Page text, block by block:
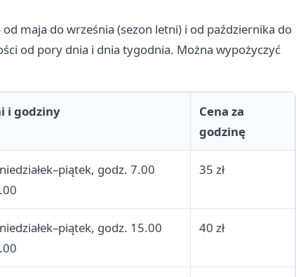
maja do września (sezon letni) i od października do
od pory dnia i dnia tygodnia. Można wypożyczyć
i godziny
Cena za
godzinę
godz. 7.00
35 zł
godz. 15.00
40 zł